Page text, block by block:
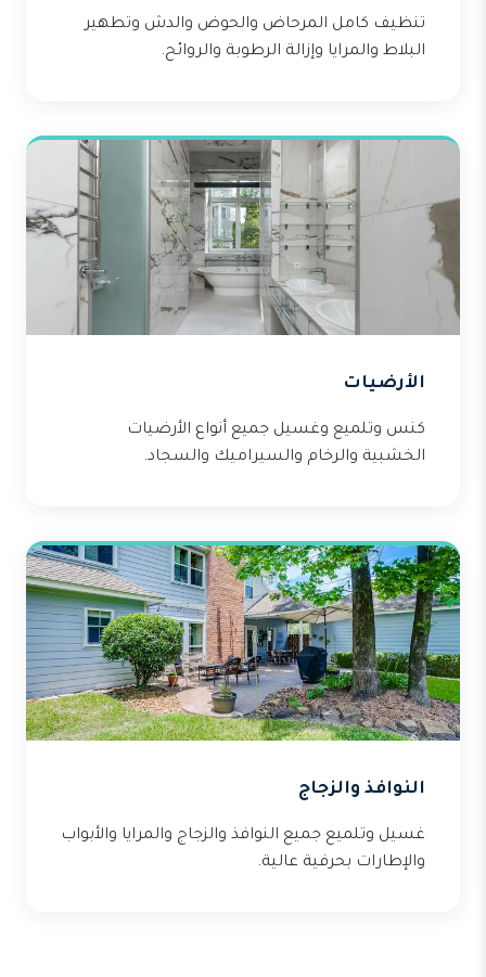
تنظيف كامل المرحاض والحوض والدش وتطهير
البلاط والمرايا وإزالة الرطوبة والروائح.
الأرضيات
كنس وتلميع وغسيل جميع أنواع الأرضيات
الخشبية والرخام والسيراميك والسجاد.
النوافذ والزجاج
غسيل وتلميع جميع النوافذ والزجاج والمرايا والأبواب
والإطارات بحرفية عالية.